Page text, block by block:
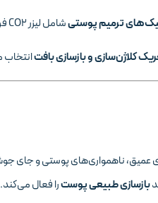
ترمیم پوستیشامل لیزر CO2 فرکشنال، PRGF و روش پیشرفته SVF استفاده می‌شود.
کلاژن‌سازی و بازسازی بافت
بازسازی طبیعی پوسترا فعال می‌کند.